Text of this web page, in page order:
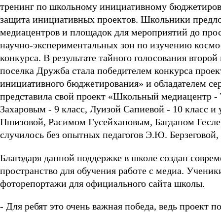
тренинг по школьному инициативному
защита инициативных проектов. Школьники
медиацентров и площадок для мероприятий до
научно-экспериментальных зон по изучению
конкурса. В результате тайного голосования
поселка Дружба стала победителем конкурса
инициативного бюджетирования» и обладателем
представила свой проект «Школьный медиацентр
Захаровым - 9 класс, Луизой Сапиевой - 10
Пшизовой, Расимом Гусейхановым, Багданом
случилось без опытных педагогов Э.Ю.
Благодаря данной поддержке в школе создан
пространство для обучения работе с медиа.
фоторепортажи для официального сайта школы.
- Для ребят это очень важная победа, ведь проект